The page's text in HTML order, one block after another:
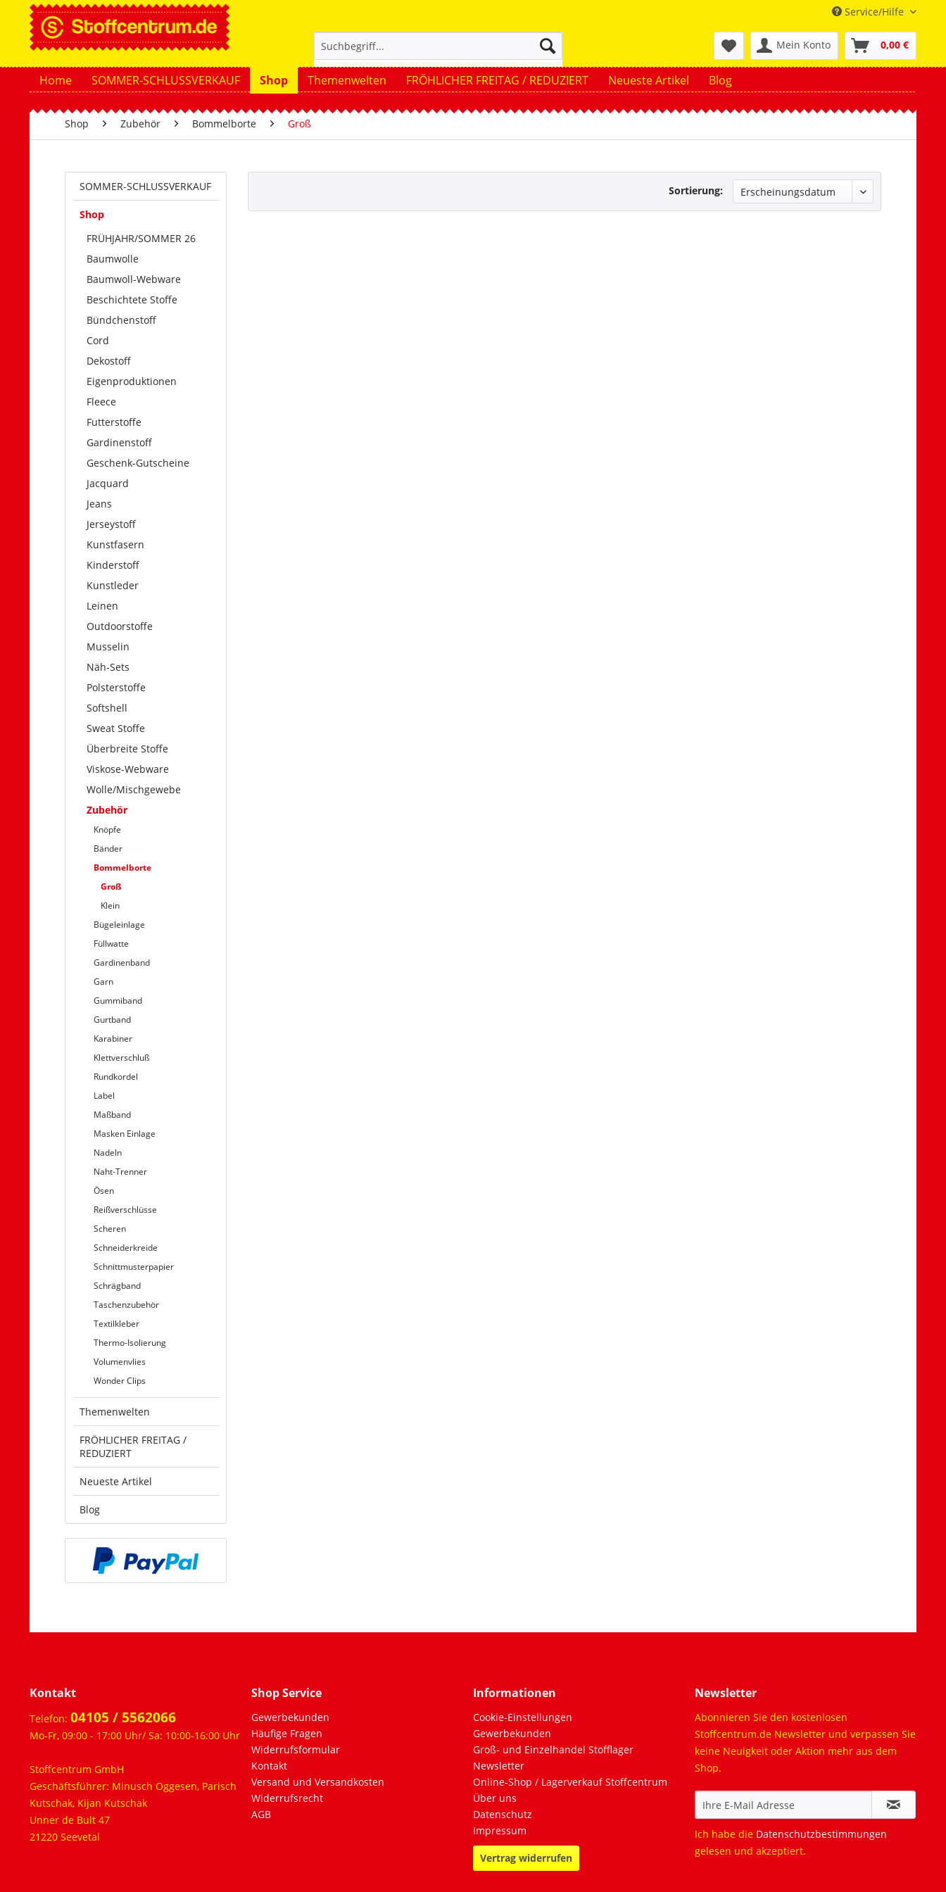
Service/Hilfe
Mein Konto 0,00 €
Home SOMMER-SCHLUSSVERKAUF Shop Themenwelten FRÖHLICHER FREITAG / REDUZIERT Neueste Artikel Blog
Shop Zubehör Bommelborte Groß
SOMMER-SCHLUSSVERKAUF
Shop
FRÜHJAHR/SOMMER 26
Baumwolle
Baumwoll-Webware
Beschichtete Stoffe
Bündchenstoff
Cord
Dekostoff
Eigenproduktionen
Fleece
Futterstoffe
Gardinenstoff
Geschenk-Gutscheine
Jacquard
Jeans
Jerseystoff
Kunstfasern
Kinderstoff
Kunstleder
Leinen
Outdoorstoffe
Musselin
Näh-Sets
Polsterstoffe
Softshell
Sweat Stoffe
Überbreite Stoffe
Viskose-Webware
Wolle/Mischgewebe
Zubehör
Knöpfe
Bänder
Bommelborte
Groß
Klein
Bügeleinlage
Füllwatte
Gardinenband
Garn
Gummiband
Gurtband
Karabiner
Klettverschluß
Rundkordel
Label
Maßband
Masken Einlage
Nadeln
Naht-Trenner
Ösen
Reißverschlüsse
Scheren
Schneiderkreide
Schnittmusterpapier
Schrägband
Taschenzubehör
Textilkleber
Thermo-Isolierung
Volumenvlies
Wonder Clips
Themenwelten
FRÖHLICHER FREITAG /
REDUZIERT
Neueste Artikel
Blog
Sortierung:
Kontakt
Telefon: 04105 / 5562066
Mo-Fr, 09:00 - 17:00 Uhr/ Sa: 10:00-16:00 Uhr
Stoffcentrum GmbH
Geschäftsführer: Minusch Oggesen, Parisch
Kutschak, Kijan Kutschak
Unner de Bult 47
21220 Seevetal
Shop Service
Gewerbekunden
Häufige Fragen
Widerrufsformular
Kontakt
Versand und Versandkosten
Widerrufsrecht
AGB
Informationen
Cookie-Einstellungen
Gewerbekunden
Groß- und Einzelhandel Stofflager
Newsletter
Online-Shop / Lagerverkauf Stoffcentrum
Über uns
Datenschutz
Impressum
Vertrag widerrufen
Newsletter
Abonnieren Sie den kostenlosen
Stoffcentrum.de Newsletter und verpassen Sie
keine Neuigkeit oder Aktion mehr aus dem
Shop.
Ich habe die Datenschutzbestimmungen
gelesen und akzeptiert.